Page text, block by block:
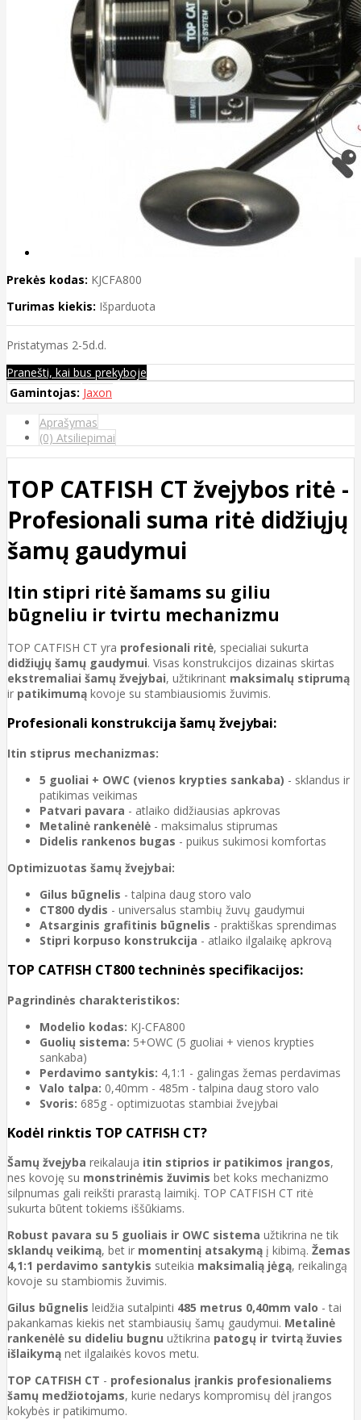
Prekės kodas: KJCFA800
Turimas kiekis: Išparduota
Pristatymas 2-5d.d.
Pranešti, kai bus prekyboje
Gamintojas: Jaxon
Aprašymas
(0) Atsiliepimai
TOP CATFISH CT žvejybos ritė -
Profesionali suma ritė didžiųjų
šamų gaudymui
Itin stipri ritė šamams su giliu
būgneliu ir tvirtu mechanizmu
TOP CATFISH CT yra profesionali ritė, specialiai sukurta
didžiųjų šamų gaudymui. Visas konstrukcijos dizainas skirtas
ekstremaliai šamų žvejybai, užtikrinant maksimalų stiprumą
ir patikimumą kovoje su stambiausiomis žuvimis.
Profesionali konstrukcija šamų žvejybai:
Itin stiprus mechanizmas:
5 guoliai + OWC (vienos krypties sankaba) - sklandus ir
patikimas veikimas
Patvari pavara - atlaiko didžiausias apkrovas
Metalinė rankenėlė - maksimalus stiprumas
Didelis rankenos bugas - puikus sukimosi komfortas
Optimizuotas šamų žvejybai:
Gilus būgnelis - talpina daug storo valo
CT800 dydis - universalus stambių žuvų gaudymui
Atsarginis grafitinis būgnelis - praktiškas sprendimas
Stipri korpuso konstrukcija - atlaiko ilgalaikę apkrovą
TOP CATFISH CT800 techninės specifikacijos:
Pagrindinės charakteristikos:
Modelio kodas: KJ-CFA800
Guolių sistema: 5+OWC (5 guoliai + vienos krypties
sankaba)
Perdavimo santykis: 4,1:1 - galingas žemas perdavimas
Valo talpa: 0,40mm - 485m - talpina daug storo valo
Svoris: 685g - optimizuotas stambiai žvejybai
Kodėl rinktis TOP CATFISH CT?
Šamų žvejyba reikalauja itin stiprios ir patikimos įrangos,
nes kovoję su monstrinėmis žuvimis bet koks mechanizmo
silpnumas gali reikšti prarastą laimikį. TOP CATFISH CT ritė
sukurta būtent tokiems iššūkiams.
Robust pavara su 5 guoliais ir OWC sistema užtikrina ne tik
sklandų veikimą, bet ir momentinį atsakymą į kibimą. Žemas
4,1:1 perdavimo santykis suteikia maksimalią jėgą, reikalingą
kovoje su stambiomis žuvimis.
Gilus būgnelis leidžia sutalpinti 485 metrus 0,40mm valo - tai
pakankamas kiekis net stambiausių šamų gaudymui. Metalinė
rankenėlė su dideliu bugnu užtikrina patogų ir tvirtą žuvies
išlaikymą net ilgalaikės kovos metu.
TOP CATFISH CT - profesionalus įrankis profesionaliems
šamų medžiotojams, kurie nedarys kompromisų dėl įrangos
kokybės ir patikimumo.